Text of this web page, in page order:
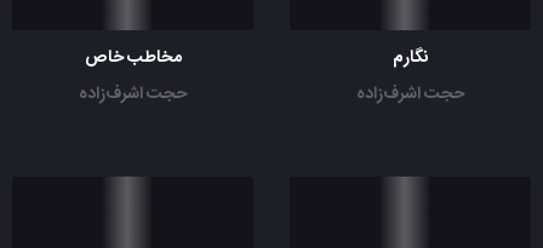
نگارم
حجت اشرف‌زاده
مخاطب خاص
حجت اشرف‌زاده